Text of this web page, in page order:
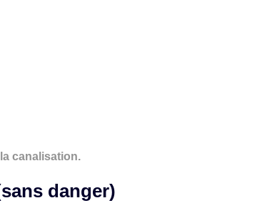
canalisation.
danger)